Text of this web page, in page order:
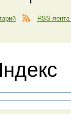
RSS-